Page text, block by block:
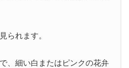
られます。
、細い白またはピンクの花弁